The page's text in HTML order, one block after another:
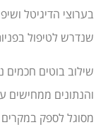
בערוצי הדיגיטל
שנדרש לטיפול
שילוב בוטים
והנתונים ממחישים
מסוגל לספק